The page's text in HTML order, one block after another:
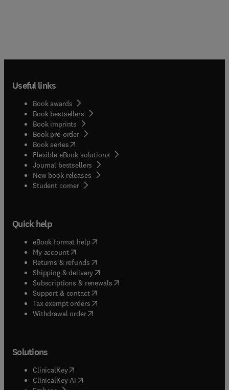
Useful links
Book awards
Book bestsellers
Book imprints
Book pre-order
Book series(opens in new tab/window
Flexible eBook solutions
Journal bestsellers
New book releases
Student corner( opens in new tab/window
Quick help
eBook format help( opens in new tab/window
My account( opens in new tab/window
Returns & refunds( opens in new tab/window
Shipping & delivery(opens in new tab/window
Subscriptions & renewals( opens in new tab/window
Support & contact( opens in new tab/window
Tax exempt orders( opens in new tab/window
Withdrawal order
Solutions
ClinicalKey(opens in new tab/window
ClinicalKey AI opens in new tab/window